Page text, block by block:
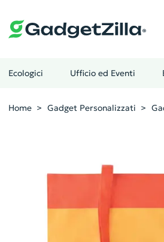
Ecologici Ufficio ed Eventi
Home Gadget Personalizzati